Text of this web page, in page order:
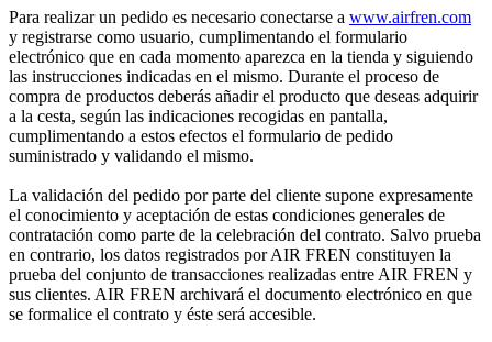
Para realizar un pedido es necesario conectarse a www.airfren.com
y registrarse como usuario, cumplimentando el formulario
electrónico que en cada momento aparezca en la tienda y siguiendo
las instrucciones indicadas en el mismo. Durante el proceso de
compra de productos deberás añadir el producto que deseas adquirir
a la cesta, según las indicaciones recogidas en pantalla,
cumplimentando a estos efectos el formulario de pedido
suministrado y validando el mismo.
La validación del pedido por parte del cliente supone expresamente
el conocimiento y aceptación de estas condiciones generales de
contratación como parte de la celebración del contrato. Salvo prueba
en contrario, los datos registrados por AIR FREN constituyen la
prueba del conjunto de transacciones realizadas entre AIR FREN y
sus clientes. AIR FREN archivará el documento electrónico en que
se formalice el contrato y éste será accesible.